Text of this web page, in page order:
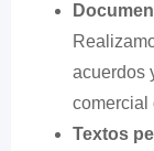
acuerdos
comercial
Textos